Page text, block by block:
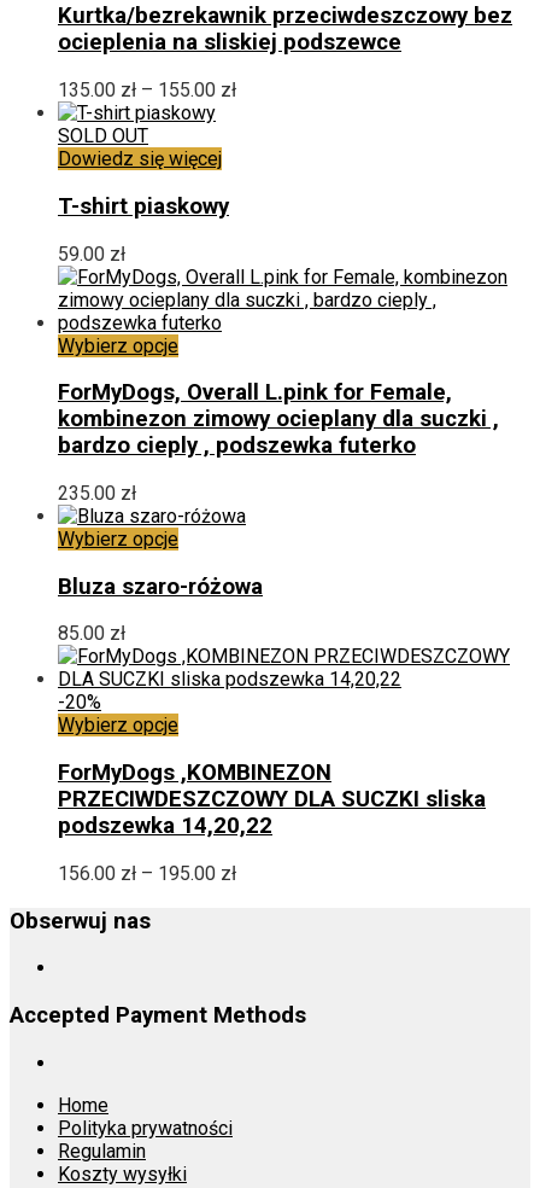
ma
wiele
wariantów.
Opcje
można
wybrać
na
stronie
produktu
Kurtka/bezrekawnik przeciwdeszczowy bez
ocieplenia na sliskiej podszewce
135.00 zł – 155.00 złZakres
SOLD OUT
Dowiedz się więcej
T-shirt piaskowy
59.00 zł
Wybierz opcjeTen
ma
wiele
wariantów.
Opcje
wybrać
na
stronie
produktu
ForMyDogs, Overall L.pink for Female,
kombinezon zimowy ocieplany dla suczki ,
bardzo cieply , podszewka futerko
235.00 zł
Wybierz opcjeTen
ma
Opcje
można
na
stronie
produktu
Bluza szaro-różowa
85.00 zł
-20%
Wybierz opcjeTen
ma
wiele
wariantów.
Opcje
można
wybrać
ForMyDogs ,KOMBINEZON
PRZECIWDESZCZOWY DLA SUCZKI sliska
podszewka 14,20,22
156.00 zł – 195.00 złZakres
Obserwuj nas
Accepted Payment Methods
Home
Polityka prywatności
Regulamin
Koszty wysyłki